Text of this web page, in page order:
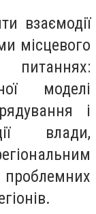
взаємодії
місцевого
моделі
і
влади,